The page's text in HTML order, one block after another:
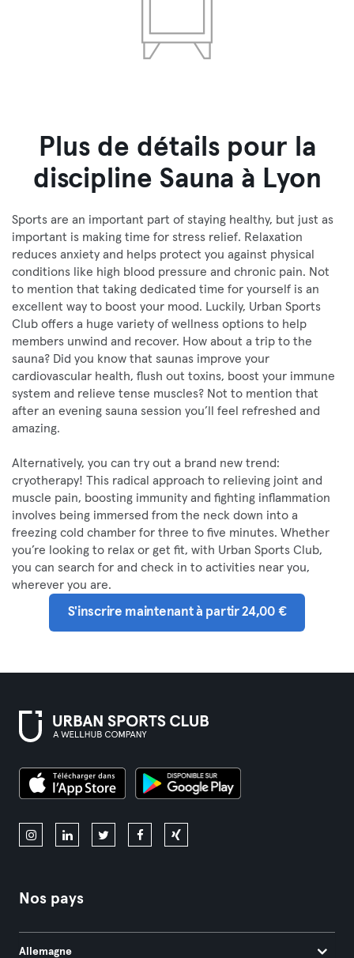
Plus de détails pour la
discipline Sauna à Lyon
Sports are an important part of staying healthy, but just as
important is making time for stress relief. Relaxation
reduces anxiety and helps protect you against physical
conditions like high blood pressure and chronic pain. Not
to mention that taking dedicated time for yourself is an
excellent way to boost your mood. Luckily, Urban Sports
Club offers a huge variety of wellness options to help
members unwind and recover. How about a trip to the
sauna? Did you know that saunas improve your
cardiovascular health, flush out toxins, boost your immune
system and relieve tense muscles? Not to mention that
after an evening sauna session you’ll feel refreshed and
amazing.
Alternatively, you can try out a brand new trend:
cryotherapy! This radical approach to relieving joint and
muscle pain, boosting immunity and fighting inflammation
involves being immersed from the neck down into a
freezing cold chamber for three to five minutes. Whether
you’re looking to relax or get fit, with Urban Sports Club,
you can search for and check in to activities near you,
wherever you are.
S'inscrire maintenant à partir 24,00 €
Nos pays
Allemagne